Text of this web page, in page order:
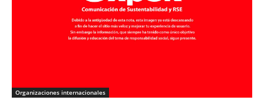
Organizaciones internacionales